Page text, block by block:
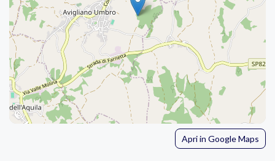
Apri in Google Maps